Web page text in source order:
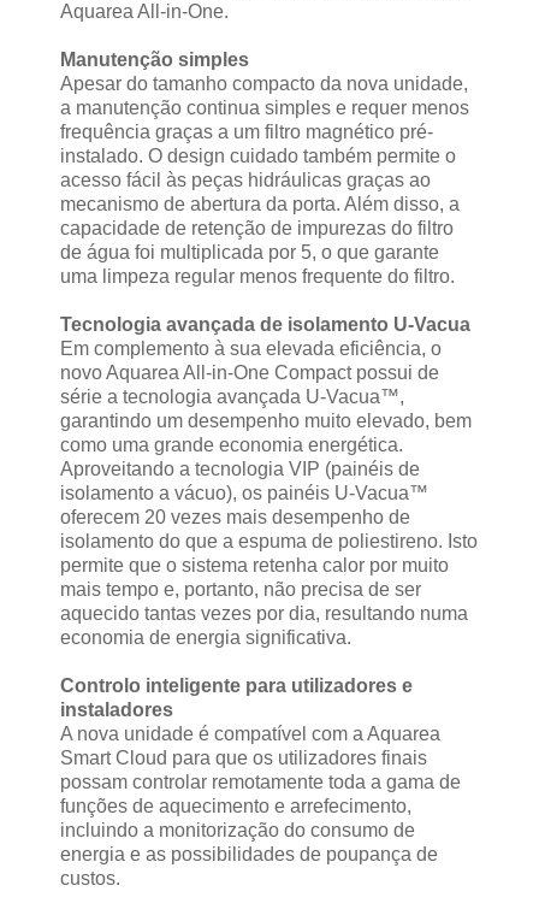
Aquarea All-in-One.
Manutenção simples
Apesar do tamanho compacto da nova unidade,
a manutenção continua simples e requer menos
frequência graças a um filtro magnético pré-
instalado. O design cuidado também permite o
acesso fácil às peças hidráulicas graças ao
mecanismo de abertura da porta. Além disso, a
capacidade de retenção de impurezas do filtro
de água foi multiplicada por 5, o que garante
uma limpeza regular menos frequente do filtro.
Tecnologia avançada de isolamento U-Vacua
Em complemento à sua elevada eficiência, o
novo Aquarea All-in-One Compact possui de
série a tecnologia avançada U-Vacua™,
garantindo um desempenho muito elevado, bem
como uma grande economia energética.
Aproveitando a tecnologia VIP (painéis de
isolamento a vácuo), os painéis U-Vacua™
oferecem 20 vezes mais desempenho de
isolamento do que a espuma de poliestireno. Isto
permite que o sistema retenha calor por muito
mais tempo e, portanto, não precisa de ser
aquecido tantas vezes por dia, resultando numa
economia de energia significativa.
Controlo inteligente para utilizadores e
instaladores
A nova unidade é compatível com a Aquarea
Smart Cloud para que os utilizadores finais
possam controlar remotamente toda a gama de
funções de aquecimento e arrefecimento,
incluindo a monitorização do consumo de
energia e as possibilidades de poupança de
custos.